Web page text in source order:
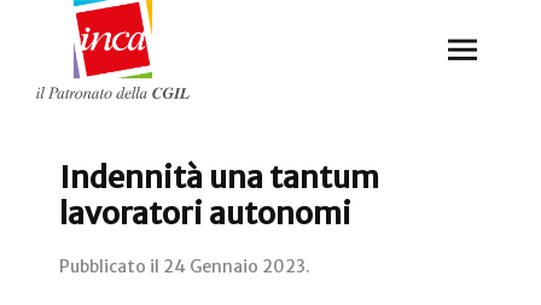
Indennità una tantum
lavoratori autonomi
Pubblicato il 24 Gennaio 2023.